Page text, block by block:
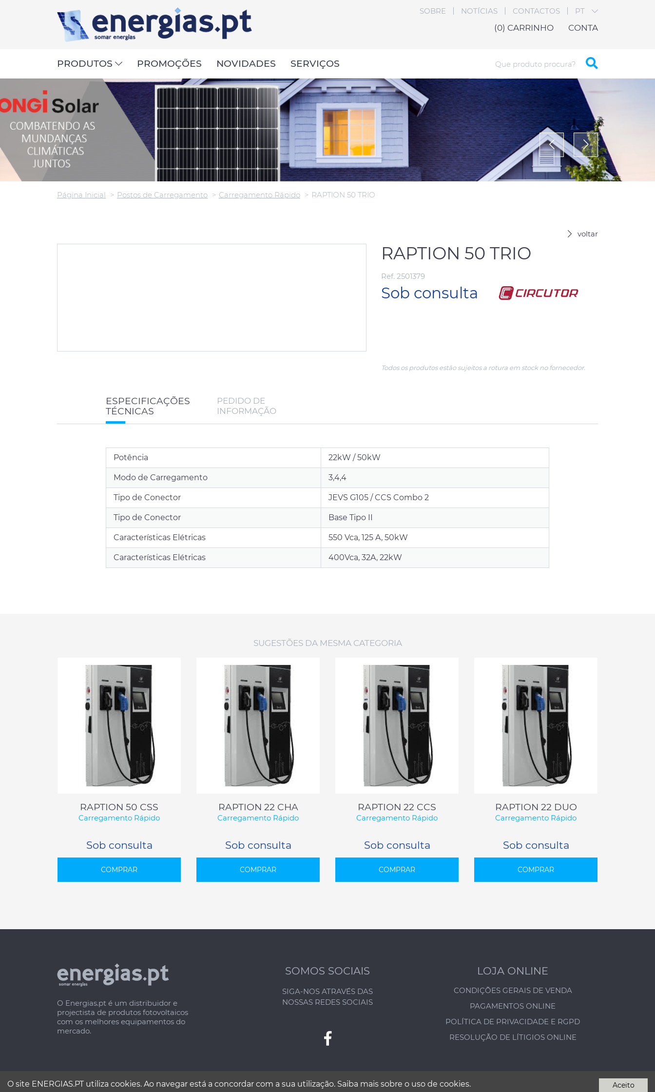
SOBRE NOTÍCIAS CONTACTOS PT
(0) CARRINHO CONTA
PRODUTOS PROMOÇÕES NOVIDADES SERVIÇOS
Página Inicial Postos de Carregamento Carregamento Rápido RAPTION 50 TRIO
voltar
RAPTION 50 TRIO
Ref. 2501379
Sob consulta
Todos os produtos estão sujeitos a rotura em stock no fornecedor.
ESPECIFICAÇÕES
TÉCNICAS
PEDIDO DE
INFORMAÇÃO
Potência 22kW / 50kW
Modo de Carregamento 3,4,4
Tipo de Conector JEVS G105 / CCS Combo 2
Tipo de Conector Base Tipo II
Características Elétricas 550 Vca, 125 A, 50kW
Características Elétricas 400Vca, 32A, 22kW
SUGESTÕES DA MESMA CATEGORIA
RAPTION 50 CSS
Carregamento Rápido
Sob consulta
COMPRAR
RAPTION 22 CHA
Carregamento Rápido
Sob consulta
COMPRAR
RAPTION 22 CCS
Carregamento Rápido
Sob consulta
COMPRAR
RAPTION 22 DUO
Carregamento Rápido
Sob consulta
COMPRAR
O Energias.pt é um distribuidor e
projectista de produtos fotovoltaicos
com os melhores equipamentos do
mercado.
SOMOS SOCIAIS
SIGA-NOS ATRAVÉS DAS
NOSSAS REDES SOCIAIS
LOJA ONLINE
CONDIÇÕES GERAIS DE VENDA
PAGAMENTOS ONLINE
POLÍTICA DE PRIVACIDADE E RGPD
RESOLUÇÃO DE LÍTIGIOS ONLINE
ENERGIAS.PT ©TODOS OS DIREITOS RESERVADOS | DESENVOLVIDO PORBOMSITE
O site ENERGIAS.PT utiliza cookies. Ao navegar está a concordar com a sua utilização. Saiba mais sobre o uso de cookies.